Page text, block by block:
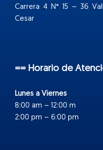
Carrera 4 N° 15 – 36
Cesar
== Horario de
Lunes a Viernes
8:00 am – 12:00 m
2:00 pm – 6:00 pm